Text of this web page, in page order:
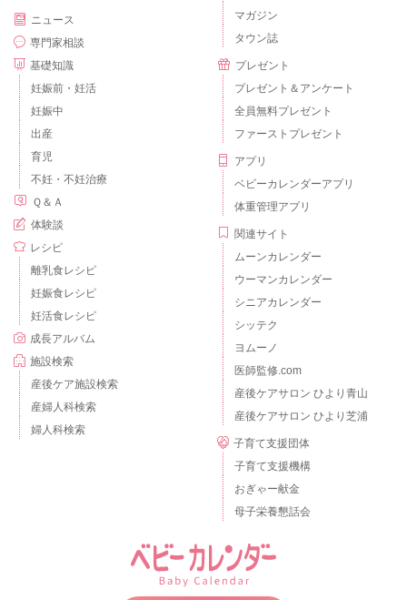
ニュース
専門家相談
基礎知識
妊娠前・妊活
妊娠中
出産
育児
不妊・不妊治療
Ｑ＆Ａ
体験談
レシピ
離乳食レシピ
妊娠食レシピ
妊活食レシピ
成長アルバム
施設検索
産後ケア施設検索
産婦人科検索
婦人科検索
マガジン
タウン誌
プレゼント
プレゼント＆アンケート
全員無料プレゼント
ファーストプレゼント
アプリ
ベビーカレンダーアプリ
体重管理アプリ
関連サイト
ムーンカレンダー
ウーマンカレンダー
シニアカレンダー
シッテク
ヨムーノ
医師監修.com
産後ケアサロン ひより青山
産後ケアサロン ひより芝浦
子育て支援団体
子育て支援機構
おぎゃー献金
母子栄養懇話会